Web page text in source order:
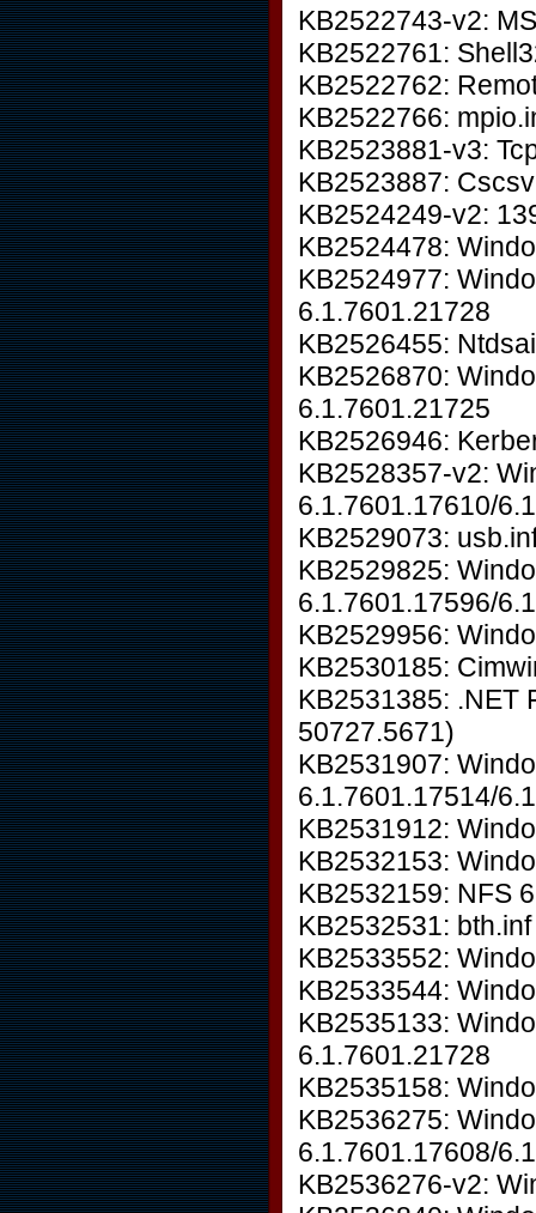
KB2522743-v2:
KB2522761:
KB2522762:
KB2522766:
KB2523881-v3:
KB2523887:
KB2524249-v2:
KB2524478:
KB2524977:
6.1.7601.21728
KB2526455:
KB2526870:
6.1.7601.21725
KB2526946:
KB2528357-v2:
6.1.7601.17610/
KB2529073:
KB2529825:
6.1.7601.17596/
KB2529956:
KB2530185:
KB2531385: .NET
50727.5671)
KB2531907:
6.1.7601.17514/
KB2531912:
KB2532153:
KB2532159: NFS
KB2532531:
KB2533552:
KB2533544:
KB2535133:
6.1.7601.21728
KB2535158:
KB2536275:
6.1.7601.17608/
KB2536276-v2: